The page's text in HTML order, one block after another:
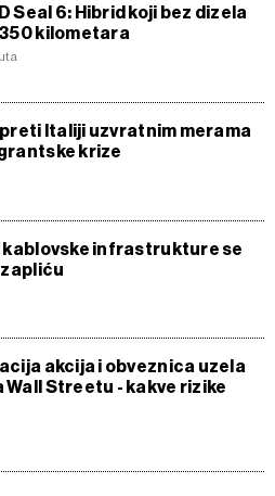
Seal 6: Hibrid koji bez dizela
kilometara
Italiji uzvratnim merama
krize
infrastrukture se
zapliću
akcija i obveznica uzela
Wall Streetu - kakve rizike